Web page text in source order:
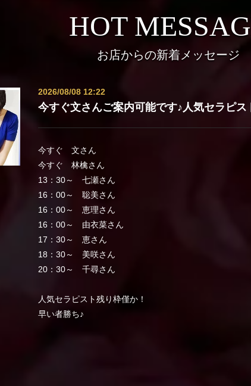
HOT
お店からの新着メッセージ
2026/08/08 12:22
今すぐ文さんご案内可能です♪人気セラピス
今すぐ 文さん
今すぐ 林檎さん
13：30～ 七瀬さん
16：00～ 聡美さん
16：00～ 恵理さん
16：00～ 由衣菜さん
17：30～ 恵さん
18：30～ 美咲さん
20：30～ 千尋さん
人気セラピスト残り枠僅か！
早い者勝ち♪